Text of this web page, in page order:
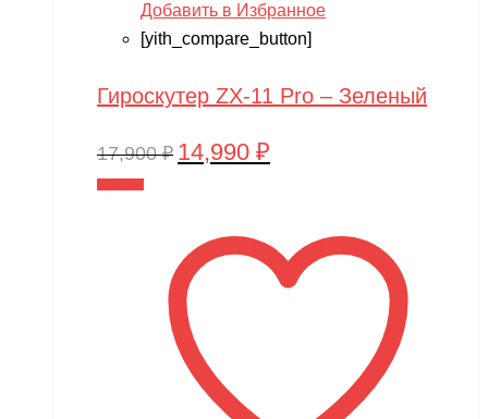
Добавить в Избранное
[yith_compare_button]
Гироскутер ZX-11 Pro – Зеленый
17,900₽ Первоначальная
17,900 ₽.
14,990 ₽